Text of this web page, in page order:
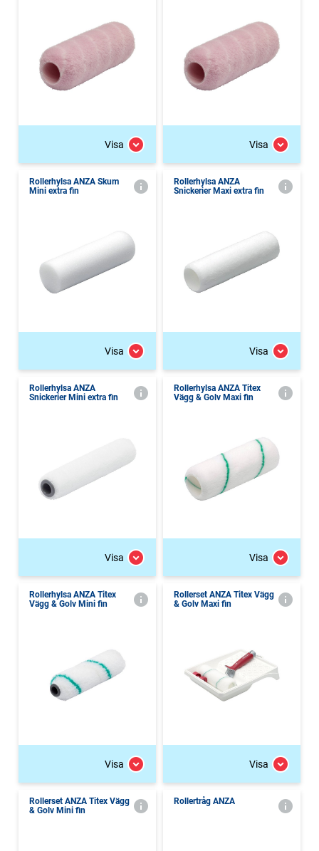
Visa Visa
Rollerhylsa ANZA Skum
Mini extra fin
Visa
Rollerhylsa ANZA
Snickerier Maxi extra fin
Visa
Rollerhylsa ANZA
Snickerier Mini extra fin
Visa
Rollerhylsa ANZA Titex
Vägg & Golv Maxi fin
Visa
Rollerhylsa ANZA Titex
Vägg & Golv Mini fin
Visa
Rollerset ANZA Titex Vägg
& Golv Maxi fin
Visa
Rollerset ANZA Titex Vägg
& Golv Mini fin
Rollertråg ANZA